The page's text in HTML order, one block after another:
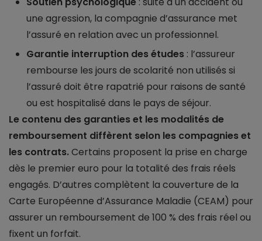
une agression, la compagnie d’assurance met
l’assuré en relation avec un professionnel.
Garantie interruption des études : l’assureur
rembourse les jours de scolarité non utilisés si
l’assuré doit être rapatrié pour raisons de santé
ou est hospitalisé dans le pays de séjour.
Le contenu des garanties et les modalités de
remboursement diffèrent selon les compagnies et
les contrats.Certains proposent la prise en charge
dès le premier euro pour la totalité des frais réels
engagés. D’autres complètent la couverture de la
Carte Européenne d’Assurance Maladie (CEAM) pour
assurer un remboursement de 100 % des frais réel ou
fixent un forfait.